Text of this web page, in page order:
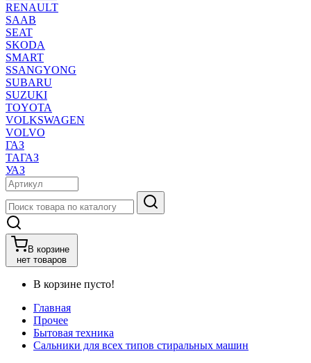
RENAULT
SAAB
SEAT
SKODA
SMART
SSANGYONG
SUBARU
SUZUKI
TOYOTA
VOLKSWAGEN
VOLVO
ГАЗ
ТАГАЗ
УАЗ
В корзине
нет товаров
В корзине пусто!
Главная
Прочее
Бытовая техника
Сальники для всех типов стиральных машин